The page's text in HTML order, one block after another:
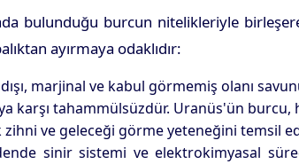
bulunduğu burcun nitelikleriyle
ayırmaya odaklıdır:
marjinal ve kabul görmemiş olanı
karşı tahammülsüzdür. Uranüs'ün burcu,
ve geleceği görme yeteneğini temsil
sinir sistemi ve elektrokimyasal